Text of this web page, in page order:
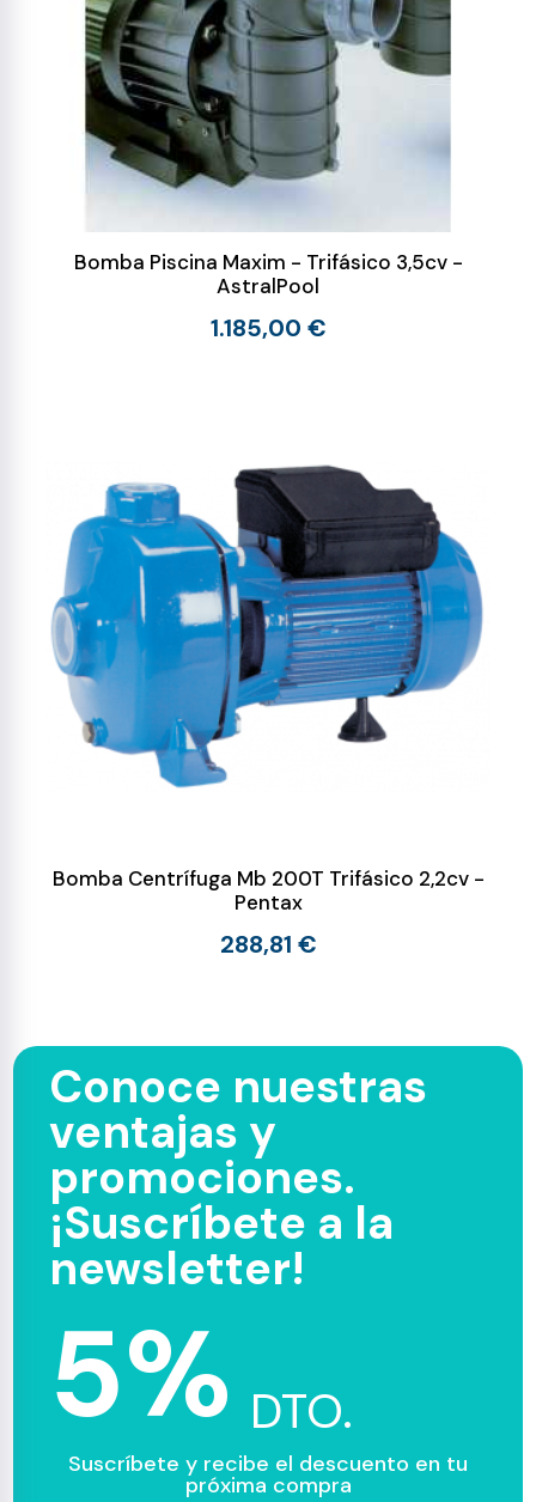
Bomba Piscina Maxim - Trifásico 3,5cv -
AstralPool
1.185,00 €
Bomba Centrífuga Mb 200T Trifásico 2,2cv -
Pentax
288,81 €
Conoce nuestras
ventajas y
promociones.
¡Suscríbete a la
newsletter!
5% DTO.
Suscríbete y recibe el descuento en tu
próxima compra